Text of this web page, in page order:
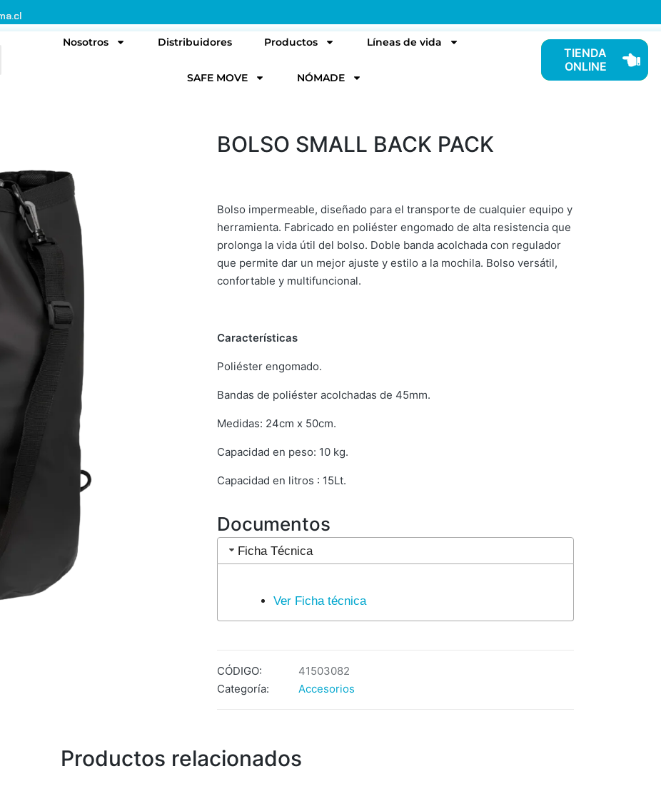
Nosotros Distribuidores Productos Líneas de vida
SAFE MOVE NÓMADE
TIENDA
ONLINE
BOLSO SMALL BACK PACK
Bolso impermeable, diseñado para el transporte de cualquier equipo y
herramienta. Fabricado en poliéster engomado de alta resistencia que
prolonga la vida útil del bolso. Doble banda acolchada con regulador
que permite dar un mejor ajuste y estilo a la mochila. Bolso versátil,
confortable y multifuncional.
Características
Poliéster engomado.
Bandas de poliéster acolchadas de 45mm.
Medidas: 24cm x 50cm.
Capacidad en peso: 10 kg.
Capacidad en litros : 15Lt.
Documentos
Ficha Técnica
Ver Ficha técnica
CÓDIGO:
41503082
Categoría:
Accesorios
Productos relacionados